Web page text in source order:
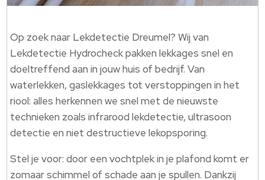
Op zoek naar Lekdetectie Dreumel? Wij van
Lekdetectie Hydrocheck pakken lekkages snel en
doeltreffend aan in jouw huis of bedrijf.​ Van
waterlekken, gaslekkages tot verstoppingen in het
riool: alles herkennen we snel met de nieuwste
technieken zoals infrarood lekdetectie, ultrasoon
detectie en niet destructieve lekopsporing.​
Stel je voor: door een vochtplek in je plafond komt er
zomaar schimmel of schade aan je spullen.​ Dankzij